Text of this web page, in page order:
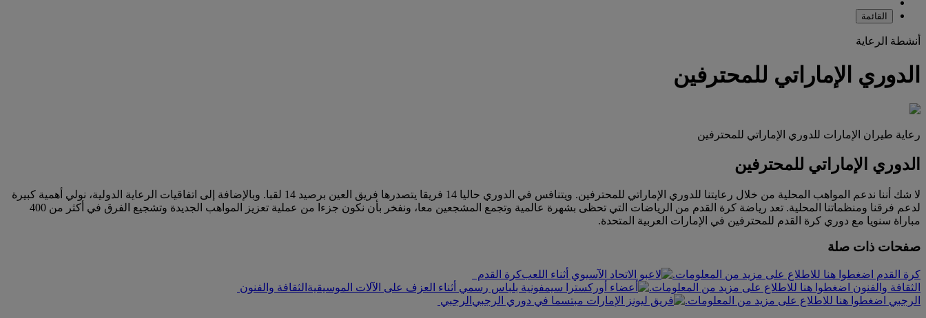
القائمة
أنشطة الرعاية
الدوري الإماراتي للمحترفين
رعاية طيران الإمارات للدوري الإماراتي للمحترفين
الدوري الإماراتي للمحترفين
لا شك أننا ندعم المواهب المحلية من خلال رعايتنا للدوري الإماراتي للمحترفين. ويتنافس في الدوري حاليا 14 فريقا يتصدرها فريق العين برصيد 14 لقبا. وبالإضافة إلى اتفاقيات الرعاية الدولية، نولي أهمية كبيرة
لدعم فرقنا ومنظماتنا المحلية. تعد رياضة كرة القدم من الرياضات التي تحظى بشهرة عالمية وتجمع المشجعين معا، ونفخر بأن نكون جزءا من عملية تعزيز المواهب الجديدة وتشجيع الفرق في أكثر من 400
مباراة سنويا مع دوري كرة القدم للمحترفين في الإمارات العربية المتحدة.
صفحات ذات صلة
كرة القدم اضغطوا هنا للاطلاع على مزيد من المعلومات.
كرة القدم
الثقافة والفنون اضغطوا هنا للاطلاع على مزيد من المعلومات.
الثقافة والفنون
الرجبي اضغطوا هنا للاطلاع على مزيد من المعلومات.
الرجبي